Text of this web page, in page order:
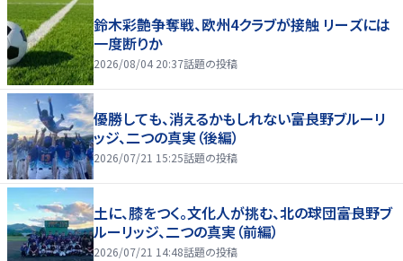
鈴木彩艶争奪戦、欧州4クラブが接触 リーズには
一度断りか
2026/08/04 20:37話題の投稿
優勝しても、消えるかもしれない――富良野ブルーリ
ッジ、二つの真実（後編）
2026/07/21 15:25話題の投稿
土に、膝をつく。文化人が挑む、北の球団――富良野ブ
ルーリッジ、二つの真実（前編）
2026/07/21 14:48話題の投稿